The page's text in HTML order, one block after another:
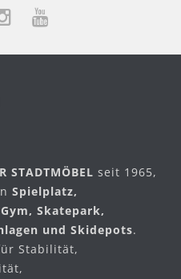
STADTMÖBEL seit 1965,
Spielplatz,
Skatepark,
und Skidepots.
Stabilität,